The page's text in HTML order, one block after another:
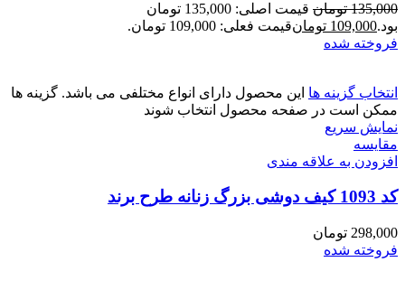
135,000 تومان
قیمت اصلی: 135,000 تومان
بود.109,000 تومانقیمت فعلی: 109,000 تومان.
فروخته شده
انتخاب گزینه ها این محصول دارای انواع مختلفی می باشد. گزینه ها
ممکن است در صفحه محصول انتخاب شوند
نمایش سریع
مقايسه
افزودن به علاقه مندی
کد 1093 کیف دوشی بزرگ زنانه طرح برند
298,000 تومان
فروخته شده